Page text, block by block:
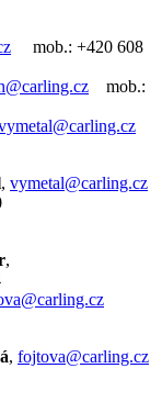
mob.: +420 608
mob.:
, vymetal@carling.cz
,
, fojtova@carling.cz